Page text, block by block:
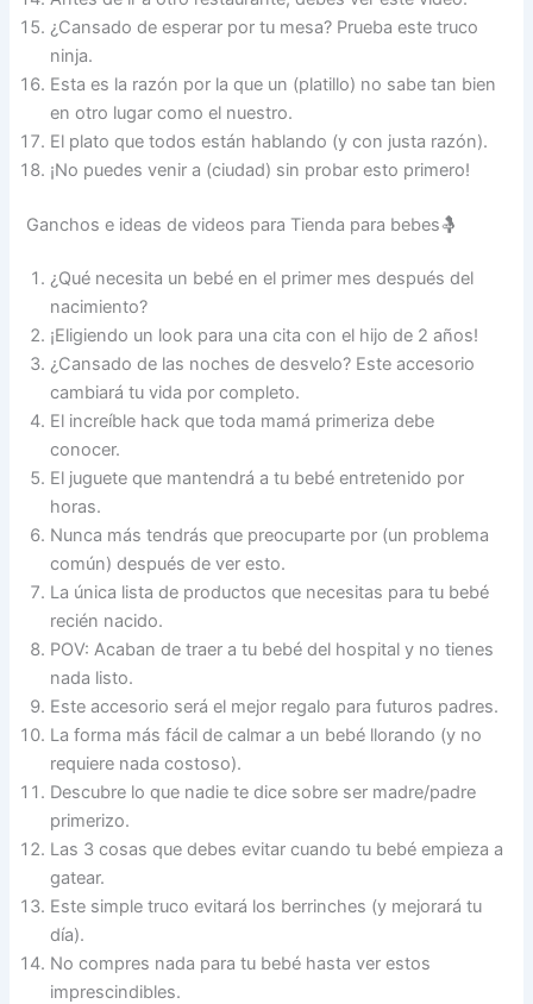
¿Cansado de esperar por tu mesa? Prueba este truco
ninja.
Esta es la razón por la que un (platillo) no sabe tan bien
en otro lugar como el nuestro.
El plato que todos están hablando (y con justa razón).
¡No puedes venir a (ciudad) sin probar esto primero!
Ganchos e ideas de videos para Tienda para bebes🤱
¿Qué necesita un bebé en el primer mes después del
nacimiento?
¡Eligiendo un look para una cita con el hijo de 2 años!
¿Cansado de las noches de desvelo? Este accesorio
cambiará tu vida por completo.
El increíble hack que toda mamá primeriza debe
conocer.
El juguete que mantendrá a tu bebé entretenido por
horas.
Nunca más tendrás que preocuparte por (un problema
común) después de ver esto.
La única lista de productos que necesitas para tu bebé
recién nacido.
POV: Acaban de traer a tu bebé del hospital y no tienes
nada listo.
Este accesorio será el mejor regalo para futuros padres.
La forma más fácil de calmar a un bebé llorando (y no
requiere nada costoso).
Descubre lo que nadie te dice sobre ser madre/padre
primerizo.
Las 3 cosas que debes evitar cuando tu bebé empieza a
gatear.
Este simple truco evitará los berrinches (y mejorará tu
día).
No compres nada para tu bebé hasta ver estos
imprescindibles.